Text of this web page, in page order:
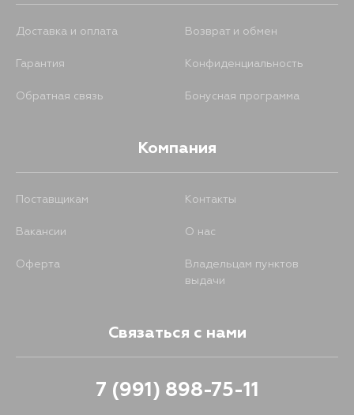
Доставка и оплата Возврат и обмен
Гарантия Конфиденциальность
Обратная связь Бонусная программа
Компания
Поставщикам Контакты
Вакансии О нас
Оферта
Владельцам пунктов
выдачи
Связаться с нами
7 (991) 898-75-11